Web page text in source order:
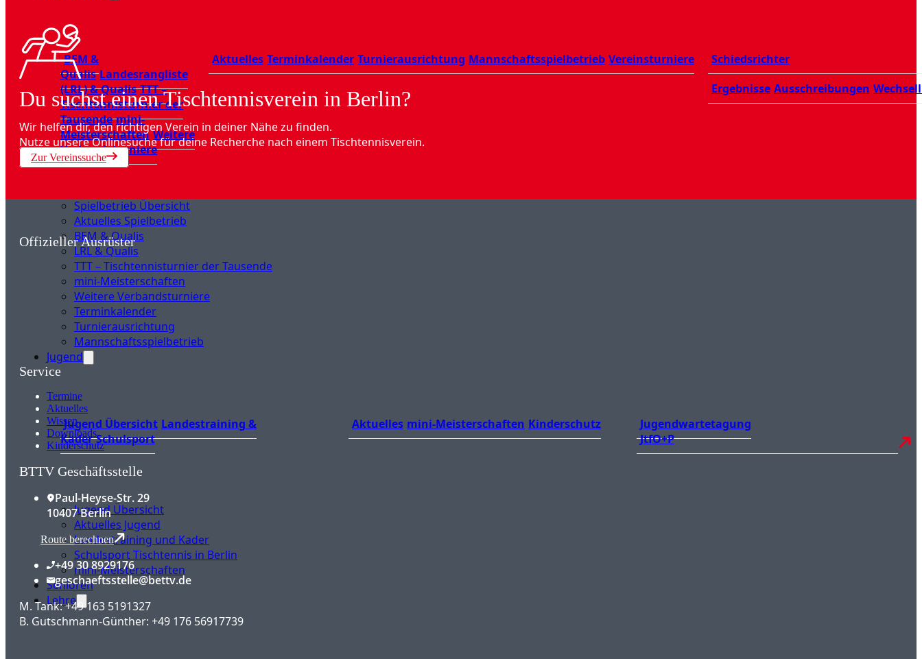
BEM &
Qualis Landesrangliste
(LRL) & Qualis TTT –
Tischtennisturnier der
Tausende mini-
Meisterschaften Weitere
Verbandsturniere
Aktuelles Terminkalender Turnierausrichtung Mannschaftsspielbetrieb Vereinsturniere
Schiedsrichter
Ergebnisse Ausschreibungen
Spielbetrieb Übersicht
Aktuelles Spielbetrieb
BEM & Qualis
LRL & Qualis
TTT – Tischtennisturnier der Tausende
mini-Meisterschaften
Weitere Verbandsturniere
Terminkalender
Turnierausrichtung
Mannschaftsspielbetrieb
Jugend
Jugend Übersicht Landestraining &
Kader Schulsport
Aktuelles mini-Meisterschaften Kinderschutz
Jugendwartetagung
JtfO+P
Jugend Übersicht
Aktuelles Jugend
Landestraining und Kader
Schulsport Tischtennis in Berlin
mini-Meisterschaften
Senioren
Lehre
Du suchst einen Tischtennisverein in Berlin?
Wir helfen dir, den richtigen Verein in deiner Nähe zu finden.
Nutze unsere Onlinesuche für deine Recherche nach einem Tischtennisverein.
Zur Vereinssuche
Offizieller Ausrüster
Service
Termine
Aktuelles
Wissen
Downloads
Kinderschutz
BTTV Geschäftsstelle
Paul-Heyse-Str. 29
10407 Berlin
Route berechnen
+49 30 8929176
geschaeftsstelle@bettv.de
M. Tank: +49 163 5191327
B. Gutschmann-Günther: +49 176 56917739